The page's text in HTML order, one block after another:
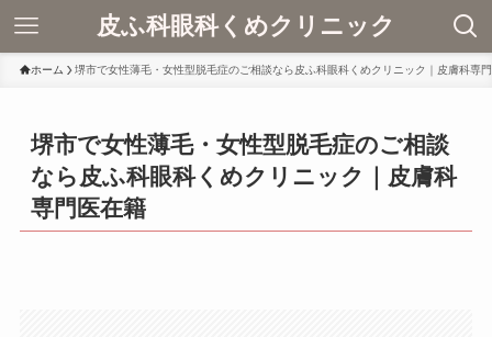
皮ふ科眼科くめクリニック
ホーム 堺市で女性薄毛・女性型脱毛症のご相談なら皮ふ科眼科くめクリニック｜皮膚科専
堺市で女性薄毛・女性型脱毛症のご相談
なら皮ふ科眼科くめクリニック｜皮膚科
専門医在籍